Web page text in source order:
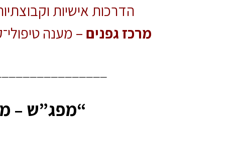
הדרכות אישיות
מרכז גפנים – מענה
“מפג”ש –